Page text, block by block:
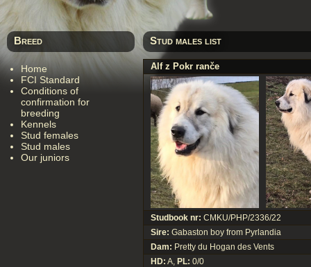
Stud males list
Alf z Pokr ranče
Studbook nr: CMKU/PHP/2336/22
Sire: Gabaston boy from Pyrlandia
Dam: Pretty du Hogan des Vents
HD: A, PL: 0/0
Breed
Home
FCI Standard
Conditions of
confirmation for
breeding
Kennels
Stud females
Stud males
Our juniors